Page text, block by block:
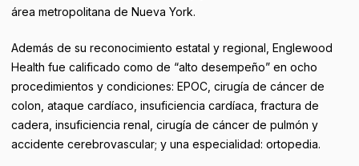
área metropolitana de Nueva York.
Además de su reconocimiento estatal y regional, Englewood
Health fue calificado como de “alto desempeño” en ocho
procedimientos y condiciones: EPOC, cirugía de cáncer de
colon, ataque cardíaco, insuficiencia cardíaca, fractura de
cadera, insuficiencia renal, cirugía de cáncer de pulmón y
accidente cerebrovascular; y una especialidad: ortopedia.